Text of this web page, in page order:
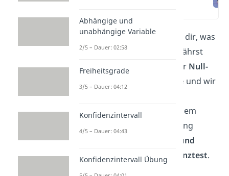
In diesem Artikel erklären wir dir, was
einSignifikanztest
ist. Du erfährst
den Unterschied zwischen derNull-
und der Alternativhypotheseund wir
klären den Begriff des
Signifikanzniveaus
. Außerdem
besprechen wir die Abgrenzung
zwischen einem
einseitigen und
einem zweiseitigen Signifikanztest.
Abhängige und
unabhängige Variable
2/5 – Dauer: 02:58
Freiheitsgrade
3/5 – Dauer: 04:12
Konfidenzintervall
4/5 – Dauer: 04:43
Konfidenzintervall Übung